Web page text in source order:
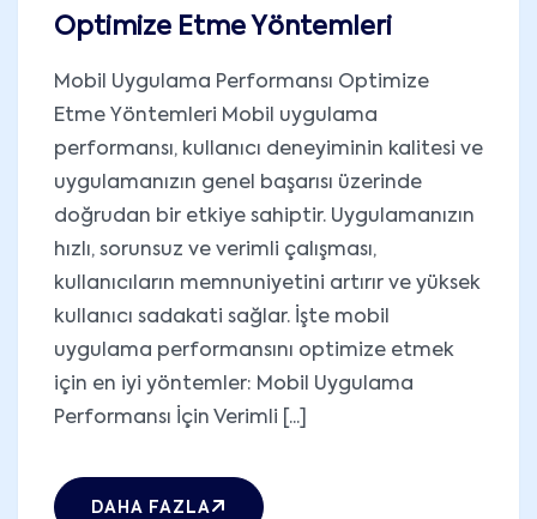
Optimize Etme Yöntemleri
Mobil Uygulama Performansı Optimize
Etme Yöntemleri Mobil uygulama
performansı, kullanıcı deneyiminin kalitesi ve
uygulamanızın genel başarısı üzerinde
doğrudan bir etkiye sahiptir. Uygulamanızın
hızlı, sorunsuz ve verimli çalışması,
kullanıcıların memnuniyetini artırır ve yüksek
kullanıcı sadakati sağlar. İşte mobil
uygulama performansını optimize etmek
için en iyi yöntemler: Mobil Uygulama
Performansı İçin Verimli [...]
DAHA FAZLA